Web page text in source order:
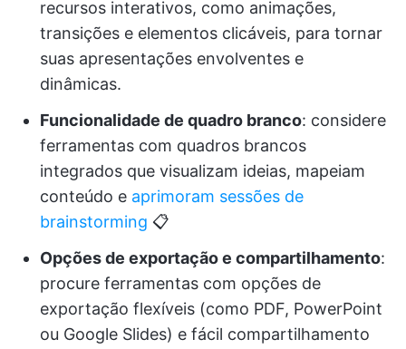
recursos interativos, como animações,
transições e elementos clicáveis, para tornar
suas apresentações envolventes e
dinâmicas.
Funcionalidade de quadro branco: considere
ferramentas com quadros brancos
integrados que visualizam ideias, mapeiam
conteúdo e aprimoram sessões de
brainstorming 📋
Opções de exportação e compartilhamento:
procure ferramentas com opções de
exportação flexíveis (como PDF, PowerPoint
ou Google Slides) e fácil compartilhamento